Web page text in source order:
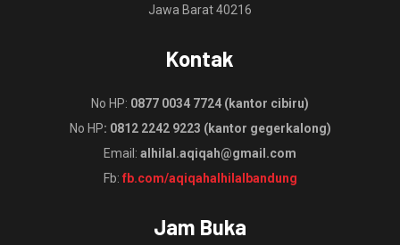
Jawa Barat 40216
Kontak
No HP: 0877 0034 7724 (kantor cibiru)
No HP: 0812 2242 9223 (kantor gegerkalong)
Email: alhilal.aqiqah@gmail.com
Fb: fb.com/aqiqahalhilalbandung
Jam Buka